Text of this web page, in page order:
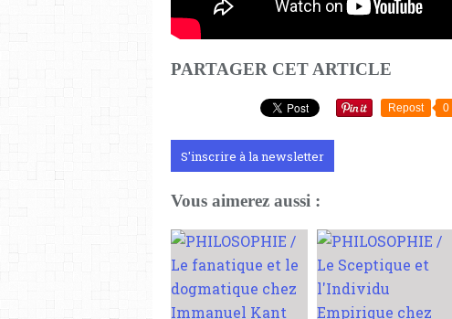
PARTAGER CET ARTICLE
Repost 0
S'inscrire à la newsletter
Vous aimerez aussi :